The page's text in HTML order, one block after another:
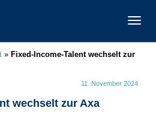
» Fixed-Income-Talent wechselt zur
11. November 2024
wechselt zur Axa